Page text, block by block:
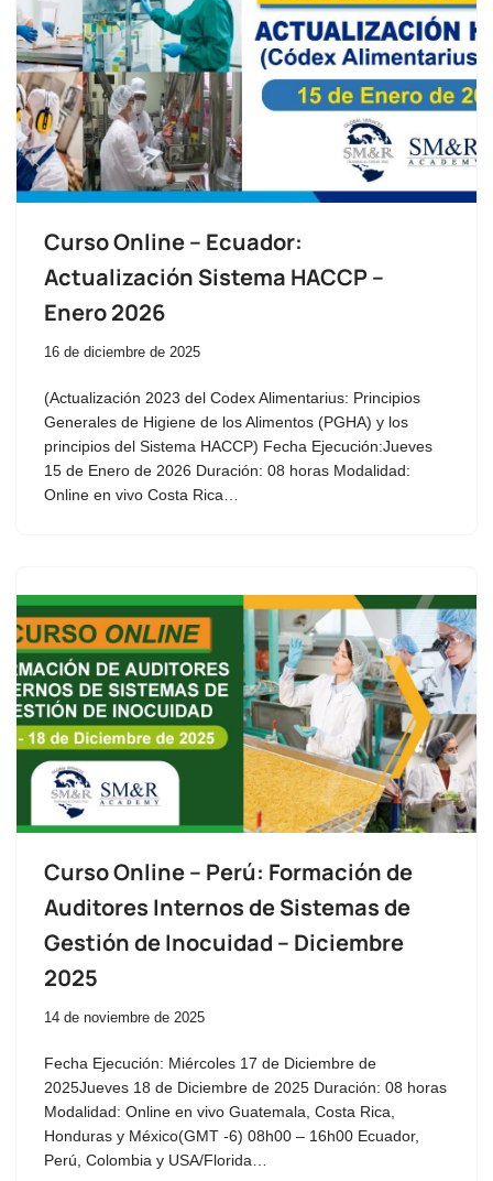
Curso Online – Ecuador:
Actualización Sistema HACCP –
Enero 2026
16 de diciembre de 2025
(Actualización 2023 del Codex Alimentarius: Principios
Generales de Higiene de los Alimentos (PGHA) y los
principios del Sistema HACCP) Fecha Ejecución:Jueves
15 de Enero de 2026 Duración: 08 horas Modalidad:
Online en vivo Costa Rica…
Curso Online – Perú: Formación de
Auditores Internos de Sistemas de
Gestión de Inocuidad – Diciembre
2025
14 de noviembre de 2025
Fecha Ejecución: Miércoles 17 de Diciembre de
2025Jueves 18 de Diciembre de 2025 Duración: 08 horas
Modalidad: Online en vivo Guatemala, Costa Rica,
Honduras y México(GMT -6) 08h00 – 16h00 Ecuador,
Perú, Colombia y USA/Florida…